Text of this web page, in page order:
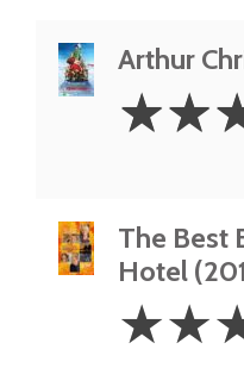
Arthur
Stars
☆☆
The Best
Hotel
3.5
Stars
☆☆